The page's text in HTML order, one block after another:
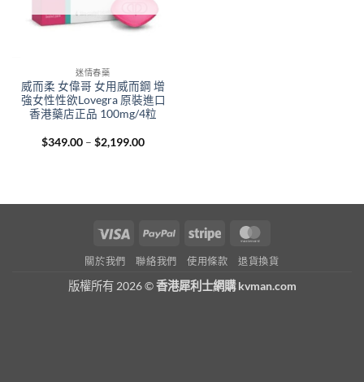
迷情春藥
威而柔 女偉哥 女用威而鋼 增
強女性性欲Lovegra 原裝進口
香港藥店正品 100mg/4粒
$349.00 – $2,199.00Price
Visa PayPal Stripe
關於我們 聯絡我們 使用條款 退貨換貨
版權所有 2026 ©香港犀利士網購 kvman.com